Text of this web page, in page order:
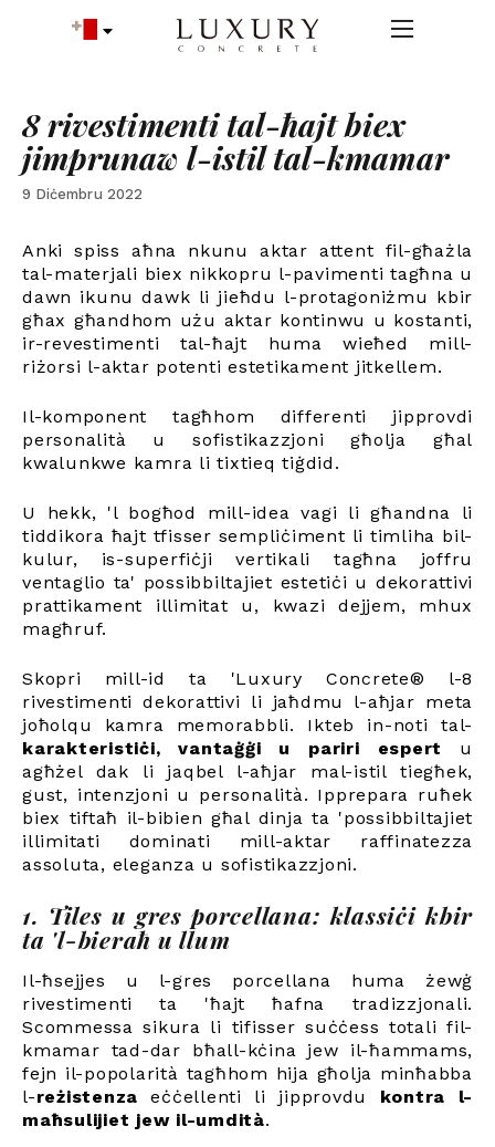
8 rivestimenti tal-ħajt biex
jimprunaw l-istil tal-kmamar
9 Diċembru 2022
Anki spiss aħna nkunu aktar attent fil-għażla
tal-materjali biex nikkopru l-pavimenti tagħna u
dawn ikunu dawk li jieħdu l-protagoniżmu kbir
għax għandhom użu aktar kontinwu u kostanti,
ir-revestimenti tal-ħajt huma wieħed mill-
riżorsi l-aktar potenti estetikament jitkellem.
Il-komponent tagħhom differenti jipprovdi
personalità u sofistikazzjoni għolja għal
kwalunkwe kamra li tixtieq tiġdid.
U hekk, 'l bogħod mill-idea vagi li għandna li
tiddikora ħajt tfisser sempliċiment li timliha bil-
kulur, is-superfiċji vertikali tagħna joffru
ventaglio ta' possibbiltajiet estetiċi u dekorattivi
prattikament illimitat u, kwazi dejjem, mhux
magħruf.
Skopri mill-id ta 'Luxury Concrete® l-8
rivestimenti dekorattivi li jaħdmu l-aħjar meta
joħolqu kamra memorabbli. Ikteb in-noti tal-
karakteristiċi, vantaġġi u pariri espert
u
agħżel dak li jaqbel l-aħjar mal-istil tiegħek,
gust, intenzjoni u personalità. Ipprepara ruħek
biex tiftaħ il-bibien għal dinja ta 'possibbiltajiet
illimitati dominati mill-aktar raffinatezza
assoluta, eleganza u sofistikazzjoni.
1. Tiles u gres porcellana: klassiċi kbir
ta 'l-bieraħ u llum
Il-ħsejjes u l-gres porcellana huma żewġ
rivestimenti ta 'ħajt ħafna tradizzjonali.
Scommessa sikura li tifisser suċċess totali fil-
kmamar tad-dar bħall-kċina jew il-ħammams,
fejn il-popolarità tagħhom hija għolja minħabba
l-reżistenza eċċellenti li jipprovdu kontra l-
maħsulijiet jew il-umdità.